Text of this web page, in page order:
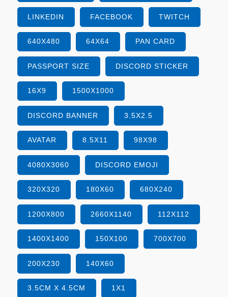
LINKEDIN FACEBOOK TWITCH
640X480 64X64 PAN CARD
PASSPORT SIZE DISCORD STICKER
16X9 1500X1000
DISCORD BANNER 3.5X2.5
AVATAR 8.5X11 98X98
4080X3060 DISCORD EMOJI
320X320 180X60 680X240
1200X800 2660X1140 112X112
1400X1400 150X100 700X700
200X230 140X60
3.5CM X 4.5CM 1X1